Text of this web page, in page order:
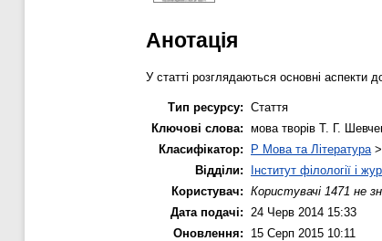
Анотація
У статті розглядаються основні аспекти
Тип ресурсу: Стаття
Ключові слова: мова творів Т. Г.
Класифікатор:
P Мова та Література >
Відділи:
Інститут філології і
Користувач: Користувачі 1471 не
Дата подачі:
24 Черв 2014 15:33
Оновлення:
15 Серп 2015 10:11